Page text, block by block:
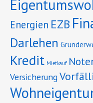
Energien EZB
Darlehen
Kredit Mietkauf
Versicherung